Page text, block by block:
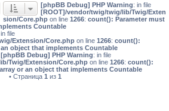
[phpBB Debug] PHP Warning: in file
[ROOT]/vendor/twig/twig/lib/Twig/Exten
sion/Core.php on line 1266: count(): Parameter must
Countable
in file
Extension/Core.php on line 1266: count():
object that implements Countable
[phpBB Debug] PHP Warning: in file
Twig/Extension/Core.phpon line 1266: count():
or an object that implements Countable
• Страница 1 из 1